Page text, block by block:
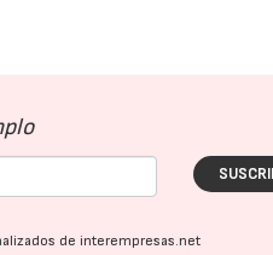
de interempresas.net